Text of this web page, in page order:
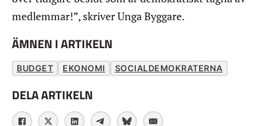
medlemmar!”, skriver Unga Byggare.
ÄMNEN I ARTIKELN
BUDGET EKONOMI SOCIALDEMOKRATERNA
DELA ARTIKELN